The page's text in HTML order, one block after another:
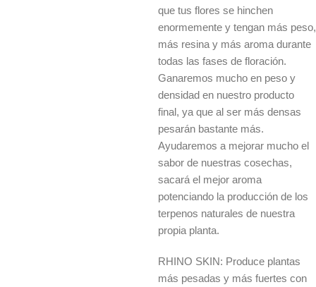
que tus flores se hinchen
enormemente y tengan más peso,
más resina y más aroma durante
todas las fases de floración.
Ganaremos mucho en peso y
densidad en nuestro producto
final, ya que al ser más densas
pesarán bastante más.
Ayudaremos a mejorar mucho el
sabor de nuestras cosechas,
sacará el mejor aroma
potenciando la producción de los
terpenos naturales de nuestra
propia planta.
RHINO SKIN: Produce plantas
más pesadas y más fuertes con